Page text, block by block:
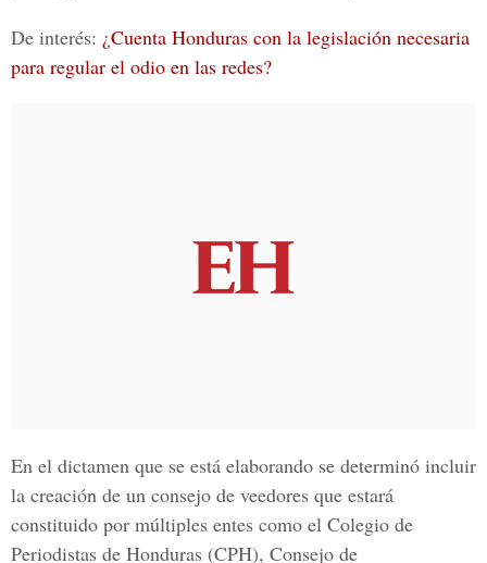
De interés: ¿Cuenta Honduras con la legislación necesaria
para regular el odio en las redes?
En el dictamen que se está elaborando se determinó incluir
la creación de un consejo de veedores que estará
constituido por múltiples entes como el Colegio de
Periodistas de Honduras (CPH), Consejo de